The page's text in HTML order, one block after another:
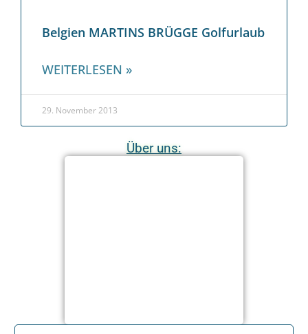
Belgien MARTINS BRÜGGE Golfurlaub
WEITERLESEN »
29. November 2013
Über uns: